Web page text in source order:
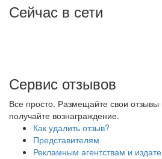
Сейчас в сети
Сервис отзывов
Все просто. Размещайте свои
получайте вознаграждение.
Как удалить отзыв?
Представителям
Рекламным агентствам и